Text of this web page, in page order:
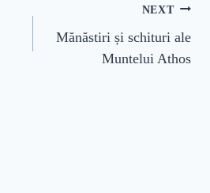
NEXT
Mănăstiri și schituri ale
Muntelui Athos